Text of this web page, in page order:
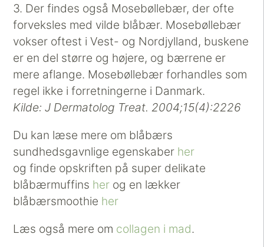
3. Der findes også Mosebøllebær, der ofte
forveksles med vilde blåbær. Mosebøllebær
vokser oftest i Vest- og Nordjylland, buskene
er en del større og højere, og bærrene er
mere aflange. Mosebøllebær forhandles som
regel ikke i forretningerne i Danmark.
Kilde: J Dermatolog Treat. 2004;15(4):2226
Du kan læse mere om blåbærs
sundhedsgavnlige egenskaber her
og finde opskriften på super delikate
blåbærmuffins her og en lækker
blåbærsmoothie her
Læs også mere om collagen i mad.